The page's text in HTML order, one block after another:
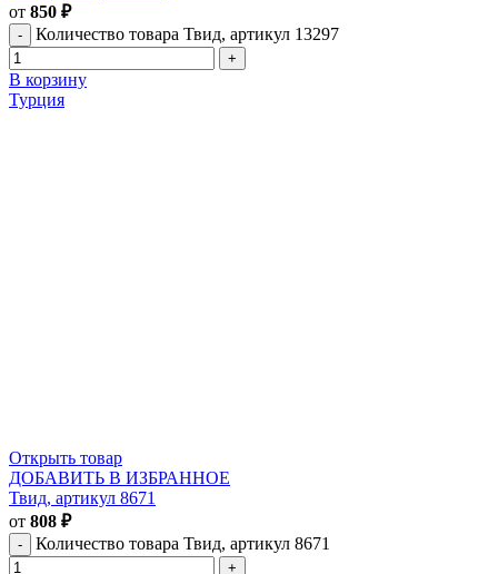
от 850 ₽
Количество товара Твид, артикул 13297
В корзину
Турция
Открыть товар
ДОБАВИТЬ В ИЗБРАННОЕ
Твид, артикул 8671
от 808 ₽
Количество товара Твид, артикул 8671